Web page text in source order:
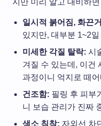
지만 미리 알고 대비하
일시적 붉어짐, 화끈
있지만, 대부분 1~2
미세한 각질 탈락: 시
겨질 수 있는데, 이건
과정이니 억지로 떼
건조함: 필링 후 피부
니 보습 관리가 진짜
색소 침착: 자외선 차